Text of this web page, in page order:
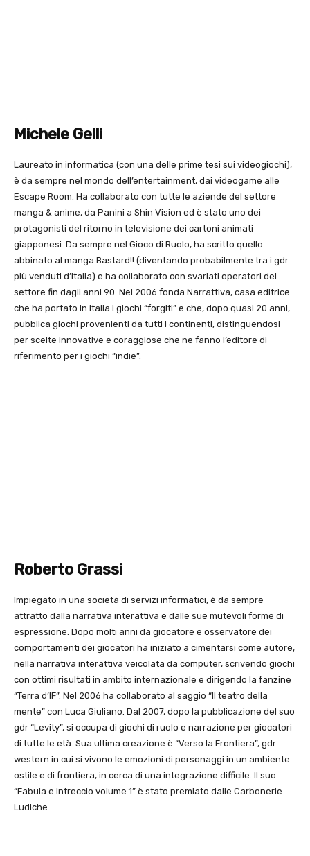
Michele Gelli
Laureato in informatica (con una delle prime tesi sui videogiochi),
è da sempre nel mondo dell’entertainment, dai videogame alle
Escape Room. Ha collaborato con tutte le aziende del settore
manga & anime, da Panini a Shin Vision ed è stato uno dei
protagonisti del ritorno in televisione dei cartoni animati
giapponesi. Da sempre nel Gioco di Ruolo, ha scritto quello
abbinato al manga Bastard!! (diventando probabilmente tra i gdr
più venduti d’Italia) e ha collaborato con svariati operatori del
settore fin dagli anni 90. Nel 2006 fonda Narrattiva, casa editrice
che ha portato in Italia i giochi “forgiti” e che, dopo quasi 20 anni,
pubblica giochi provenienti da tutti i continenti, distinguendosi
per scelte innovative e coraggiose che ne fanno l’editore di
riferimento per i giochi “indie”.
Roberto Grassi
Impiegato in una società di servizi informatici, è da sempre
attratto dalla narrativa interattiva e dalle sue mutevoli forme di
espressione. Dopo molti anni da giocatore e osservatore dei
comportamenti dei giocatori ha iniziato a cimentarsi come autore,
nella narrativa interattiva veicolata da computer, scrivendo giochi
con ottimi risultati in ambito internazionale e dirigendo la fanzine
“Terra d’IF”. Nel 2006 ha collaborato al saggio “Il teatro della
mente” con Luca Giuliano. Dal 2007, dopo la pubblicazione del suo
gdr “Levity”, si occupa di giochi di ruolo e narrazione per giocatori
di tutte le età. Sua ultima creazione è “Verso la Frontiera”, gdr
western in cui si vivono le emozioni di personaggi in un ambiente
ostile e di frontiera, in cerca di una integrazione difficile. Il suo
“Fabula e Intreccio volume 1” è stato premiato dalle Carbonerie
Ludiche.